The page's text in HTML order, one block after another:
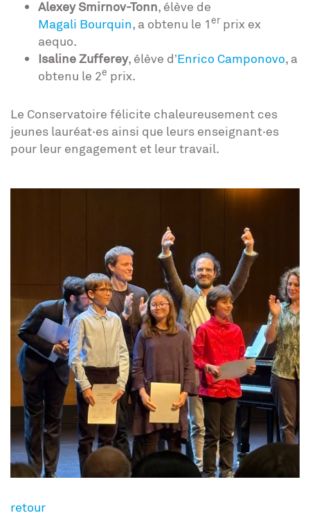
Alexey Smirnov-Tonn, élève de
Magali Bourquin, a obtenu le 1er prix ex
aequo.
Isaline Zufferey, élève d’Enrico Camponovo, a
obtenu le 2e prix.
Le Conservatoire félicite chaleureusement ces
jeunes lauréat·es ainsi que leurs enseignant·es
pour leur engagement et leur travail.
retour